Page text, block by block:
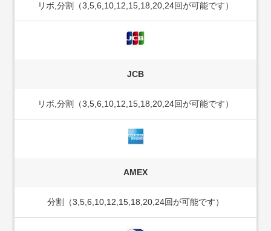
リボ,分割（3,5,6,10,12,15,18,20,24回が可能です）
JCB
リボ,分割（3,5,6,10,12,15,18,20,24回が可能です）
AMEX
分割（3,5,6,10,12,15,18,20,24回が可能です）